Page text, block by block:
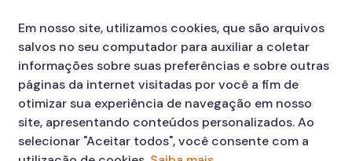
Em nosso site, utilizamos cookies, que são arquivos
salvos no seu computador para auxiliar a coletar
informações sobre suas preferências e sobre outras
páginas da internet visitadas por você a fim de
otimizar sua experiência de navegação em nosso
site, apresentando conteúdos personalizados. Ao
selecionar "Aceitar todos", você consente com a